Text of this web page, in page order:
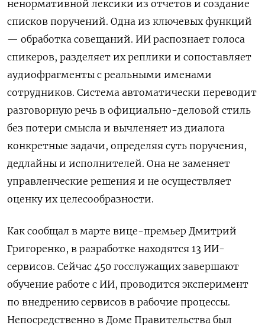
ненормативной лексики из отчетов и создание
списков поручений. Одна из ключевых функций
— обработка совещаний. ИИ распознает голоса
спикеров, разделяет их реплики и сопоставляет
аудиофрагменты с реальными именами
сотрудников. Система автоматически переводит
разговорную речь в официально-деловой стиль
без потери смысла и вычленяет из диалога
конкретные задачи, определяя суть поручения,
дедлайны и исполнителей. Она не заменяет
управленческие решения и не осуществляет
оценку их целесообразности.
Как сообщал в марте вице-премьер Дмитрий
Григоренко, в разработке находятся 13 ИИ-
сервисов. Сейчас 450 госслужащих завершают
обучение работе с ИИ, проводится эксперимент
по внедрению сервисов в рабочие процессы.
Непосредственно в Доме Правительства был